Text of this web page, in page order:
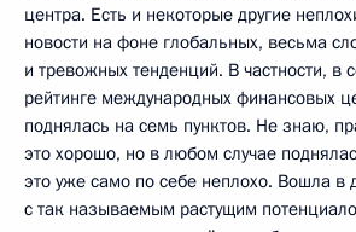
центра. Есть и некоторые другие
новости на фоне глобальных, весьма
и тревожных тенденций. В частности, в
рейтинге международных финансовых
поднялась на семь пунктов. Не знаю,
это хорошо, но в любом случае
это уже само по себе неплохо. Вошла в
с так называемым растущим